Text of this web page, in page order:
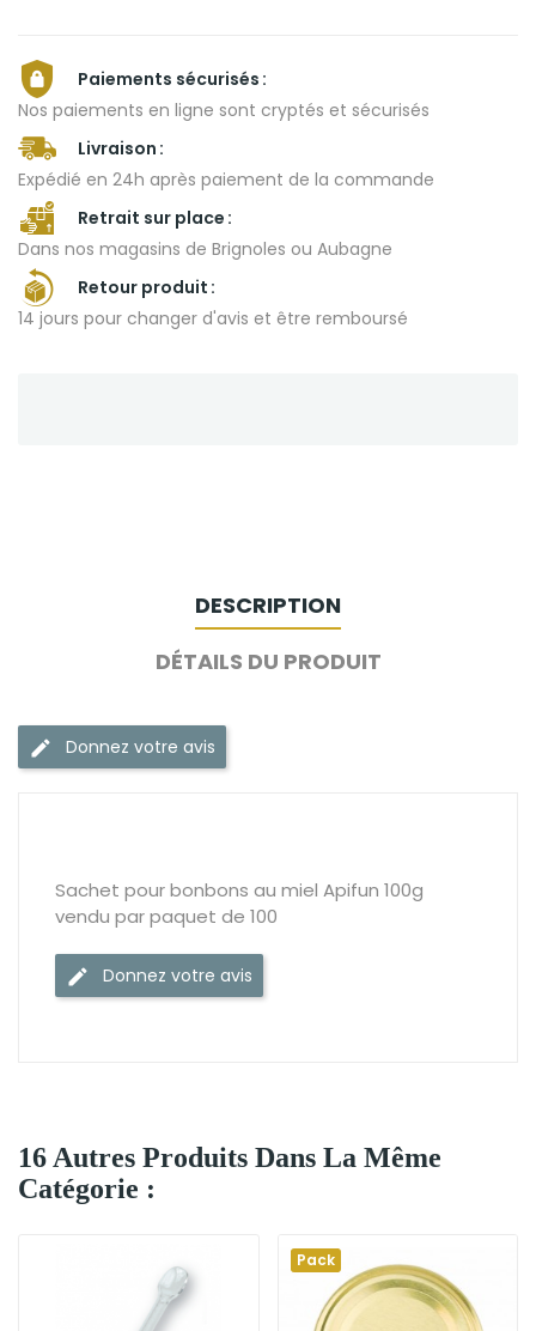
Paiements sécurisés
Nos paiements en ligne sont cryptés et sécurisés
Livraison
Expédié en 24h après paiement de la commande
Retrait sur place
Dans nos magasins de Brignoles ou Aubagne
Retour produit
14 jours pour changer d'avis et être remboursé
DESCRIPTION
DÉTAILS DU PRODUIT
Donnez votre avis
Sachet pour bonbons au miel Apifun 100g
vendu par paquet de 100
Donnez votre avis
16 Autres Produits Dans La Même
Catégorie :
Pack